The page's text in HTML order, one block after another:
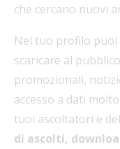
che cercano nuovi
Nel tuo profilo
scaricare al
promozionali,
accesso a dati
tuoi ascoltatori e
di ascolti,